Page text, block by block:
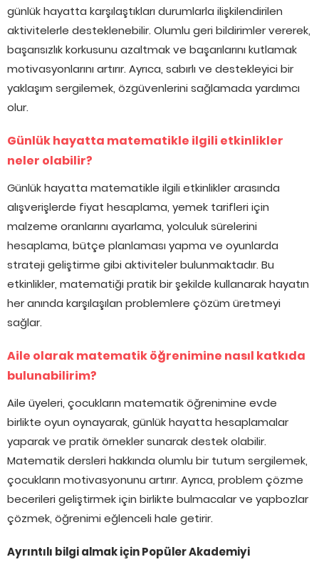
günlük hayatta karşılaştıkları durumlarla ilişkilendirilen
aktivitelerle desteklenebilir. Olumlu geri bildirimler vererek,
başarısızlık korkusunu azaltmak ve başarılarını kutlamak
motivasyonlarını artırır. Ayrıca, sabırlı ve destekleyici bir
yaklaşım sergilemek, özgüvenlerini sağlamada yardımcı
olur.
Günlük hayatta matematikle ilgili etkinlikler
neler olabilir?
Günlük hayatta matematikle ilgili etkinlikler arasında
alışverişlerde fiyat hesaplama, yemek tarifleri için
malzeme oranlarını ayarlama, yolculuk sürelerini
hesaplama, bütçe planlaması yapma ve oyunlarda
strateji geliştirme gibi aktiviteler bulunmaktadır. Bu
etkinlikler, matematiği pratik bir şekilde kullanarak hayatın
her anında karşılaşılan problemlere çözüm üretmeyi
sağlar.
Aile olarak matematik öğrenimine nasıl katkıda
bulunabilirim?
Aile üyeleri, çocukların matematik öğrenimine evde
birlikte oyun oynayarak, günlük hayatta hesaplamalar
yaparak ve pratik örnekler sunarak destek olabilir.
Matematik dersleri hakkında olumlu bir tutum sergilemek,
çocukların motivasyonunu artırır. Ayrıca, problem çözme
becerileri geliştirmek için birlikte bulmacalar ve yapbozlar
çözmek, öğrenimi eğlenceli hale getirir.
Ayrıntılı bilgi almak için Popüler Akademiyi